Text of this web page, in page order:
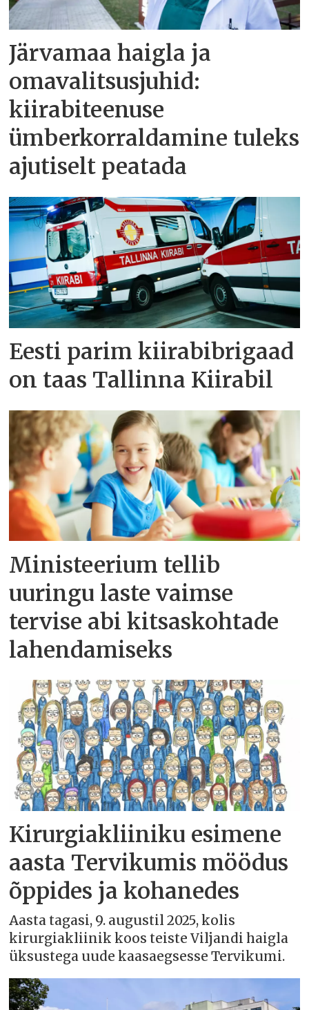
Järvamaa haigla ja
omavalitsusjuhid:
kiirabiteenuse
ümberkorraldamine tuleks
ajutiselt peatada
Eesti parim kiirabibrigaad
on taas Tallinna Kiirabil
Ministeerium tellib
uuringu laste vaimse
tervise abi kitsaskohtade
lahendamiseks
Kirurgiakliiniku esimene
aasta Tervikumis möödus
õppides ja kohanedes
Aasta tagasi, 9. augustil 2025, kolis
kirurgiakliinik koos teiste Viljandi haigla
üksustega uude kaasaegsesse Tervikumi.